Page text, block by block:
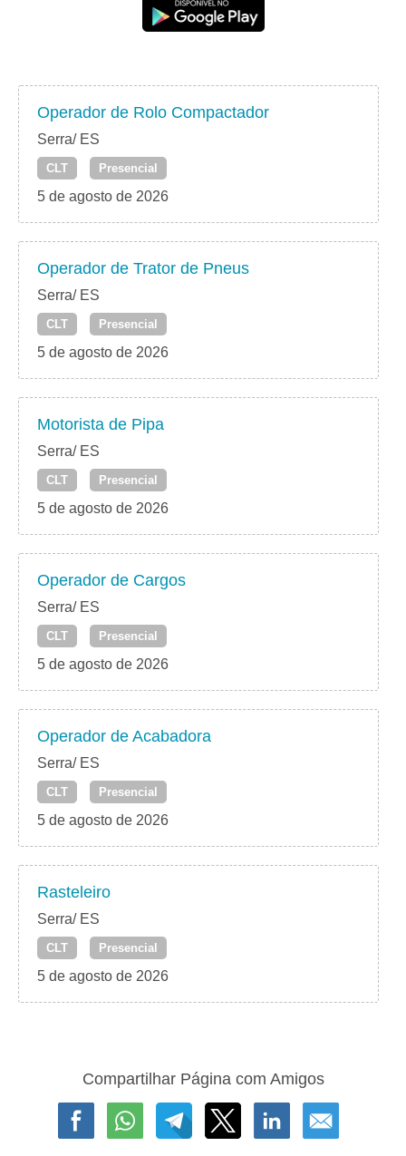
Operador de Rolo Compactador
Serra/ ES
CLT Presencial
5 de agosto de 2026
Operador de Trator de Pneus
Serra/ ES
CLT Presencial
5 de agosto de 2026
Motorista de Pipa
Serra/ ES
CLT Presencial
5 de agosto de 2026
Operador de Cargos
Serra/ ES
CLT Presencial
5 de agosto de 2026
Operador de Acabadora
Serra/ ES
CLT Presencial
5 de agosto de 2026
Rasteleiro
Serra/ ES
CLT Presencial
5 de agosto de 2026
Compartilhar Página com Amigos